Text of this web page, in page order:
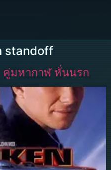
standoff
คู่มหากาฬ หั่นนรก